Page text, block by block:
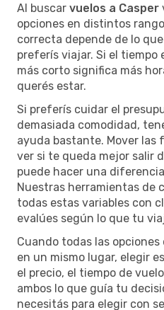
Al buscar vuelos a Casper
opciones en distintos
correcta depende de lo
preferís viajar. Si el tiempo
más corto significa más
querés estar.
Si preferís cuidar el
demasiada comodidad,
ayuda bastante. Mover las
ver si te queda mejor salir
puede hacer una
Nuestras herramientas de
todas estas variables con
evalúes según lo que tu
Cuando todas las
en un mismo lugar, elegir
el precio, el tiempo de
ambos lo que guía tu
necesitás para elegir con